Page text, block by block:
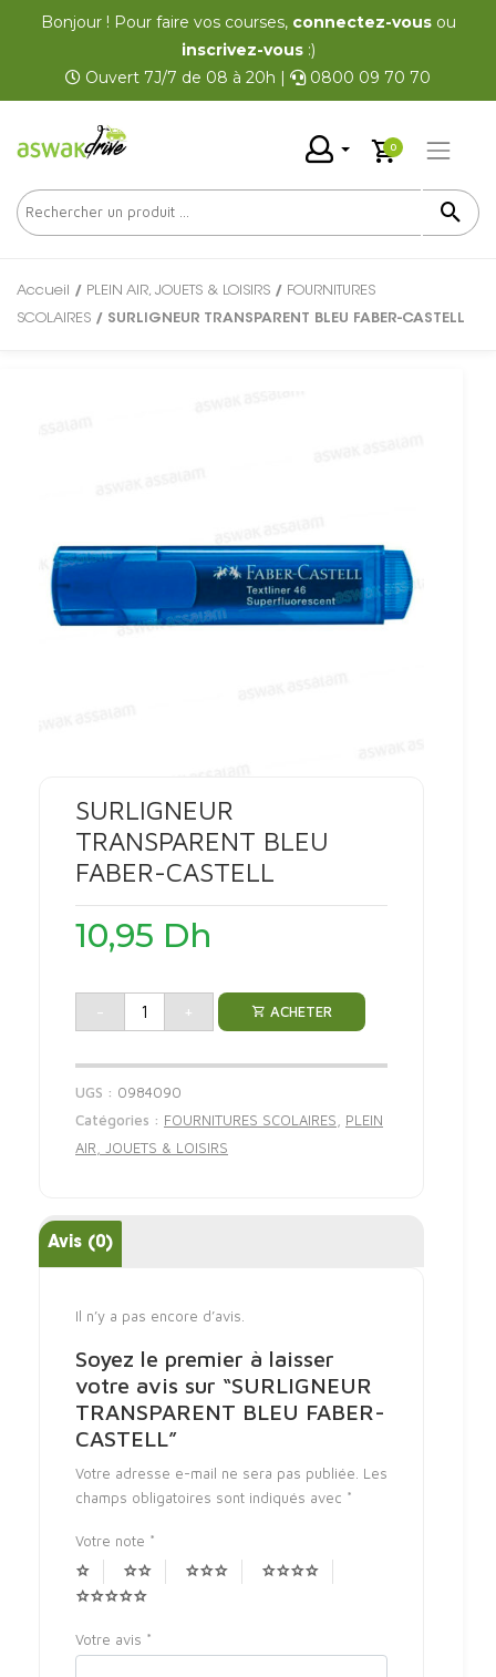
Bonjour ! Pour faire vos courses, connectez-vousou
inscrivez-vous:)
Ouvert 7J/7 de 08 à 20h |
0800 09 70 70
0
Accueil / PLEIN AIR, JOUETS & LOISIRS / FOURNITURES
SCOLAIRES / SURLIGNEUR TRANSPARENT BLEU FABER-CASTELL
SURLIGNEUR
TRANSPARENT BLEU
FABER-CASTELL
10,95 Dh
- + ACHETER
UGS : 0984090
Catégories : FOURNITURES SCOLAIRES
PLEIN
AIR, JOUETS & LOISIRS
Avis (0)
Il n’y a pas encore d’avis.
Soyez le premier à laisser
votre avis sur “SURLIGNEUR
TRANSPARENT BLEU FABER-
CASTELL”
Votre adresse e-mail ne sera pas publiée. Les
champs obligatoires sont indiqués avec *
Votre note *
Votre avis *